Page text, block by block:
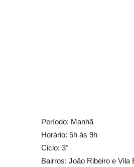
Período: Manhã
Horário: 5h às 9h
Ciclo: 3°
Bairros: João Ribeiro e Vila